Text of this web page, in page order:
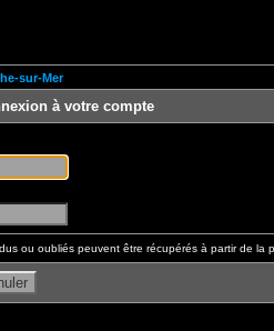
sur-Mer
à votre compte
ou oubliés peuvent être récupérés à partir de la